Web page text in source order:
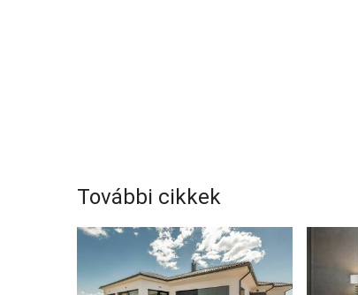
További cikkek